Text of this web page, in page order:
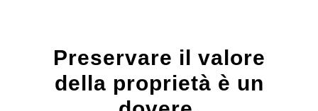
Preservare il valore
della proprietà è un